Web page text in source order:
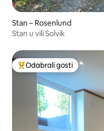
Stan – Rosenlund
Stan u vili Solvik
Među najviše rangiranima
Odabrali gosti